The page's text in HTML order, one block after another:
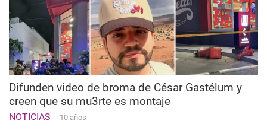
Difunden video de broma de César Gastélum y
creen que su mu3rte es montaje
NOTICIAS 10 años